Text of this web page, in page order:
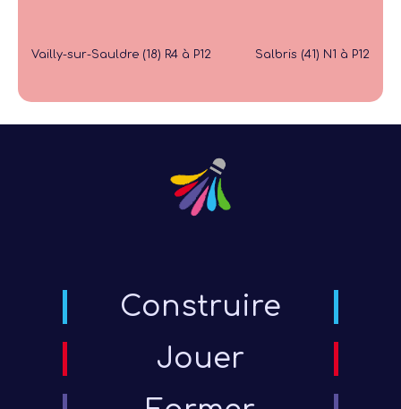
Vailly-sur-Sauldre (18) R4 à P12 Salbris (41) N1 à P12
Construire
Jouer